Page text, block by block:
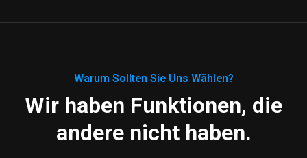
Warum Sollten Sie Uns Wählen?
Wir haben Funktionen, die
andere nicht haben.